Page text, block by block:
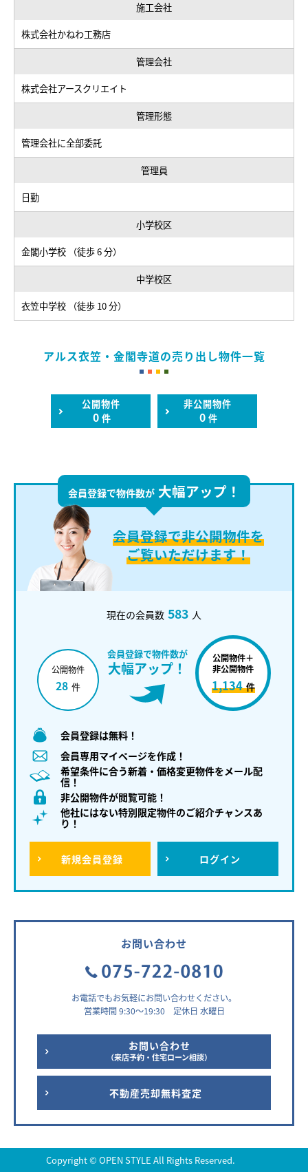
施工会社
株式会社かねわ工務店
管理会社
株式会社アースクリエイト
管理形態
管理会社に全部委託
管理員
日勤
小学校区
金閣小学校 （徒歩 6 分）
中学校区
衣笠中学校 （徒歩 10 分）
アルス衣笠・金閣寺道の売り出し物件一覧
公開物件
0 件
非公開物件
0 件
会員登録で物件数が 大幅アップ！
会員登録で非公開物件を
ご覧いただけます！
現在の会員数 583 人
会員登録で物件数が
大幅アップ！
公開物件
28 件
公開物件＋
非公開物件
1,134 件
会員登録は無料！
会員専用マイページを作成！
希望条件に合う新着・価格変更物件をメール配
信！
非公開物件が閲覧可能！
他社にはない特別限定物件のご紹介チャンスあ
り！
新規会員登録 ログイン
お問い合わせ
お電話でもお気軽にお問い合わせください。
営業時間 9:30～19:30 定休日 水曜日
お問い合わせ
（来店予約・住宅ローン相談）
不動産売却無料査定
Copyright © OPEN STYLE All Rights Reserved.